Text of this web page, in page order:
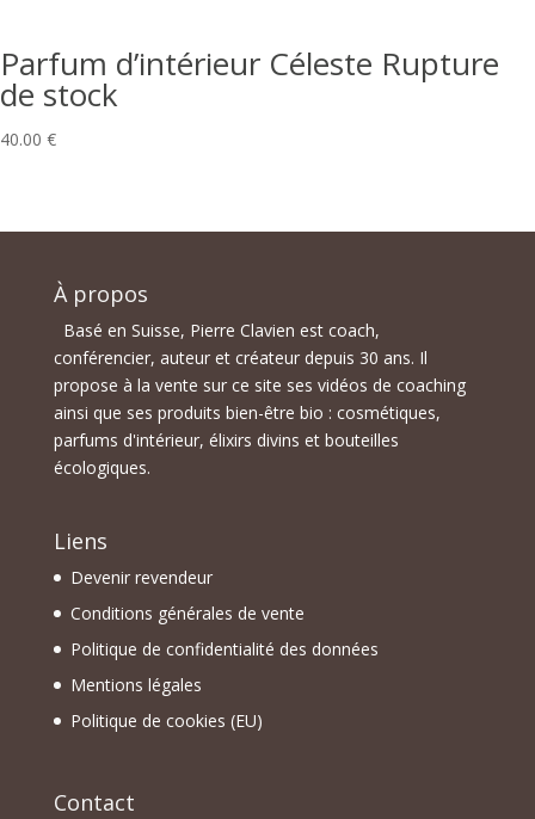
Parfum d’intérieur Céleste Rupture
de stock
40.00 €
À propos
Basé en Suisse, Pierre Clavien est coach,
conférencier, auteur et créateur depuis 30 ans. Il
propose à la vente sur ce site ses vidéos de coaching
ainsi que ses produits bien-être bio : cosmétiques,
parfums d'intérieur, élixirs divins et bouteilles
écologiques.
Liens
Devenir revendeur
Conditions générales de vente
Politique de confidentialité des données
Mentions légales
Politique de cookies (EU)
Contact